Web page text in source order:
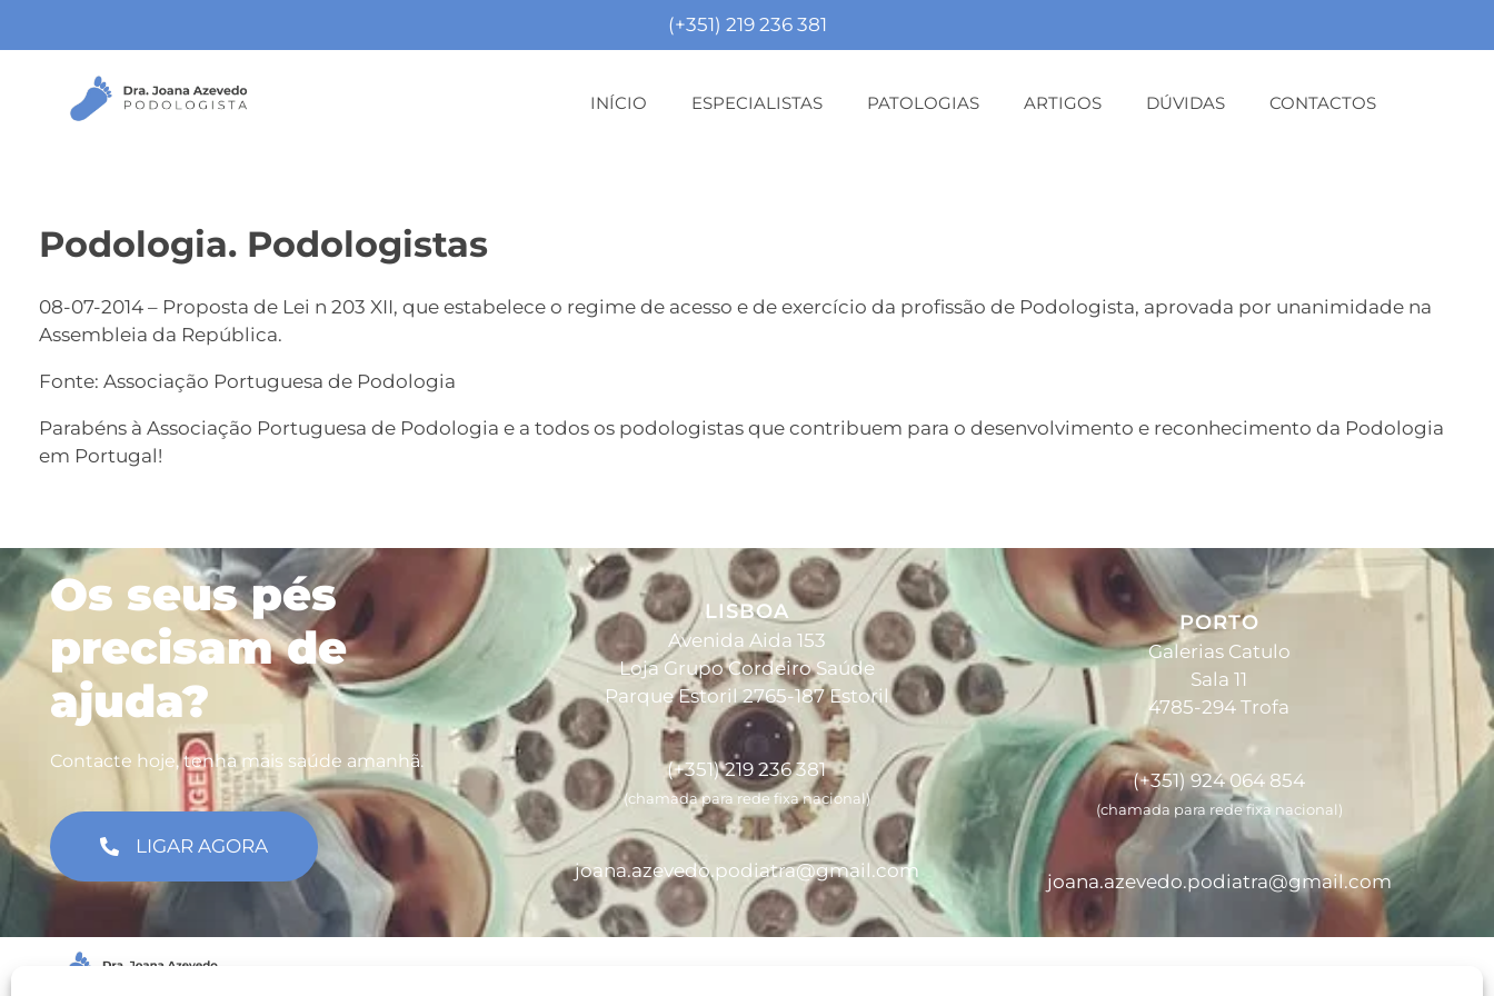
(+351) 219 236 381
INÍCIO ESPECIALISTAS PATOLOGIAS ARTIGOS DÚVIDAS CONTACTOS
Podologia. Podologistas
08-07-2014 – Proposta de Lei n 203 XII, que estabelece o regime de acesso e de exercício da profissão de Podologista, aprovada por unanimidade na
Assembleia da República.
Fonte: Associação Portuguesa de Podologia
Parabéns à Associação Portuguesa de Podologia e a todos os podologistas que contribuem para o desenvolvimento e reconhecimento da Podologia
em Portugal!
Os seus pés
precisam de
ajuda?
Contacte hoje, tenha mais saúde amanhã.
LIGAR AGORA
LISBOA
Avenida Aida 153
Loja Grupo Cordeiro Saúde
Parque Estoril 2765-187 Estoril
(+351) 219 236 381
(chamada para rede fixa nacional)
joana.azevedo.podiatra@gmail.com
PORTO
Galerias Catulo
Sala 11
4785-294 Trofa
(+351) 924 064 854
(chamada para rede fixa nacional)
joana.azevedo.podiatra@gmail.com